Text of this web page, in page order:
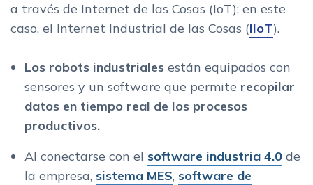
a través de Internet de las Cosas (IoT); en este
caso, el Internet Industrial de las Cosas (IIoT).
Los robots industriales están equipados con
sensores y un software que permite recopilar
datos en tiempo real de los procesos
productivos.
Al conectarse con el software industria 4.0 de
la empresa, sistema MES, software de